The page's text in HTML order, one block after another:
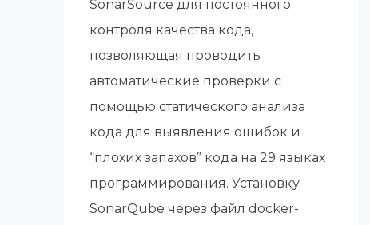
SonarSource для постоянного
контроля качества кода,
позволяющая проводить
автоматические проверки с
помощью статического анализа
кода для выявления ошибок и
“плохих запахов” кода на 29 языках
программирования. Установку
SonarQube через файл docker-